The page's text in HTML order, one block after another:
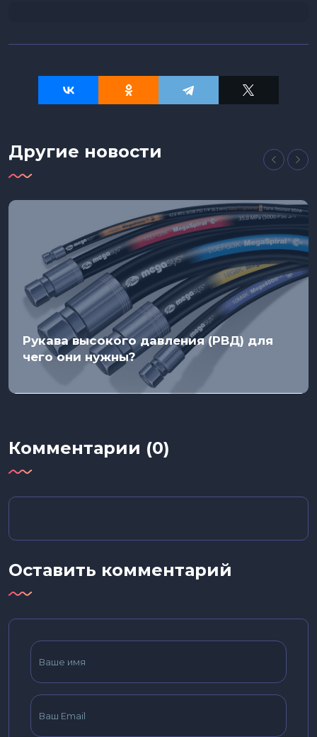
Другие новости
Рукава высокого давления (РВД) для
чего они нужны?
Комментарии (0)
Оставить комментарий